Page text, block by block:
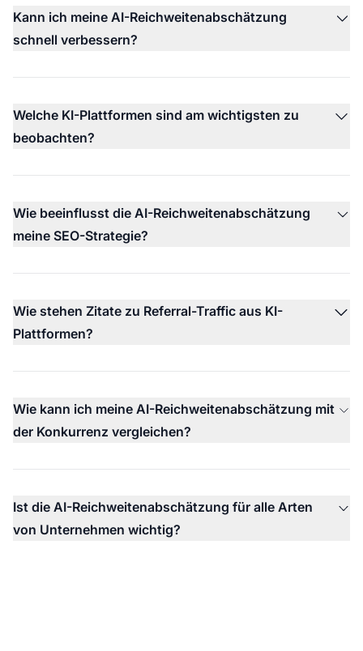
Kann ich meine AI-Reichweitenabschätzung
schnell verbessern?
Welche KI-Plattformen sind am wichtigsten zu
beobachten?
Wie beeinflusst die AI-Reichweitenabschätzung
meine SEO-Strategie?
Wie stehen Zitate zu Referral-Traffic aus KI-
Plattformen?
Wie kann ich meine AI-Reichweitenabschätzung mit
der Konkurrenz vergleichen?
Ist die AI-Reichweitenabschätzung für alle Arten
von Unternehmen wichtig?